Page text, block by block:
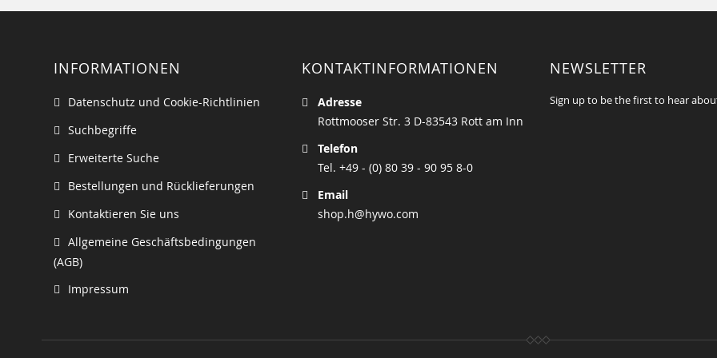
INFORMATIONEN
Datenschutz und Cookie-Richtlinien
Suchbegriffe
Erweiterte Suche
Bestellungen und Rücklieferungen
Kontaktieren Sie uns
Allgemeine Geschäftsbedingungen
(AGB)
Impressum
KONTAKTINFORMATIONEN
Adresse
Rottmooser Str. 3 D-83543 Rott am Inn
Telefon
Tel. +49 - (0) 80 39 - 90 95 8-0
Email
shop.h@hywo.com
NEWSLETTER
Sign up to be the first to hear